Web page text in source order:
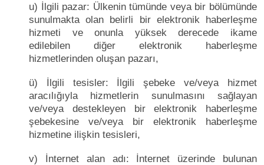
u) İlgili pazar: Ülkenin tümünde veya bir bölümünde
sunulmakta olan belirli bir elektronik haberleşme
hizmeti ve onunla yüksek derecede ikame
edilebilen diğer elektronik haberleşme
hizmetlerinden oluşan pazarı,
ü) İlgili tesisler: İlgili şebeke ve/veya hizmet
aracılığıyla hizmetlerin sunulmasını sağlayan
ve/veya destekleyen bir elektronik haberleşme
şebekesine ve/veya bir elektronik haberleşme
hizmetine ilişkin tesisleri,
v) İnternet alan adı: İnternet üzerinde bulunan